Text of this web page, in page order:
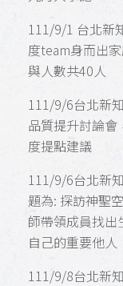
111/9/1 台北新
度team身而出
與人數共40人
111/9/6台北新
品質提升討論會
度提點建議
111/9/6台北新
題為: 探訪神聖
師帶領成員找
自己的重要他人
111/9/8台北新